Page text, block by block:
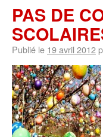
PAS DE
Publié le 19 avril 2012